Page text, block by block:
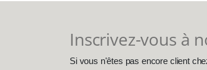
Inscrivez-vous à
Si vous n'êtes pas encore client